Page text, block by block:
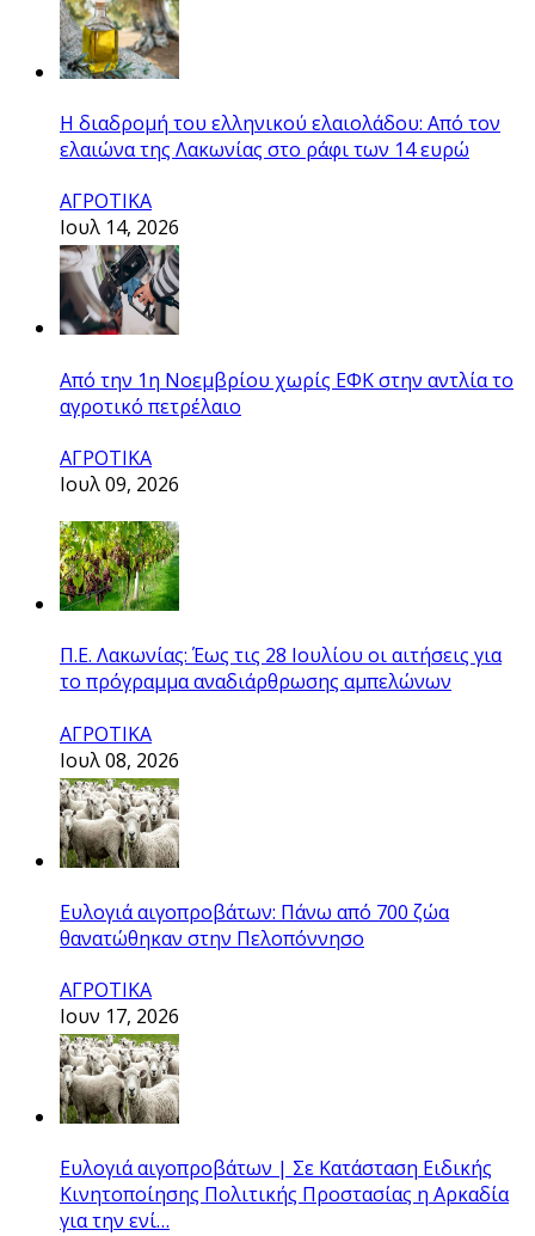
Η διαδρομή του ελληνικού ελαιολάδου: Από τον
ελαιώνα της Λακωνίας στο ράφι των 14 ευρώ
ΑΓΡΟΤΙΚΑ
Ιουλ 14, 2026
Από την 1η Νοεμβρίου χωρίς ΕΦΚ στην αντλία το
αγροτικό πετρέλαιο
ΑΓΡΟΤΙΚΑ
Ιουλ 09, 2026
Π.Ε. Λακωνίας: Έως τις 28 Ιουλίου οι αιτήσεις για
το πρόγραμμα αναδιάρθρωσης αμπελώνων
ΑΓΡΟΤΙΚΑ
Ιουλ 08, 2026
Ευλογιά αιγοπροβάτων: Πάνω από 700 ζώα
θανατώθηκαν στην Πελοπόννησο
ΑΓΡΟΤΙΚΑ
Ιουν 17, 2026
Ευλογιά αιγοπροβάτων | Σε Κατάσταση Ειδικής
Κινητοποίησης Πολιτικής Προστασίας η Αρκαδία
για την ενί…